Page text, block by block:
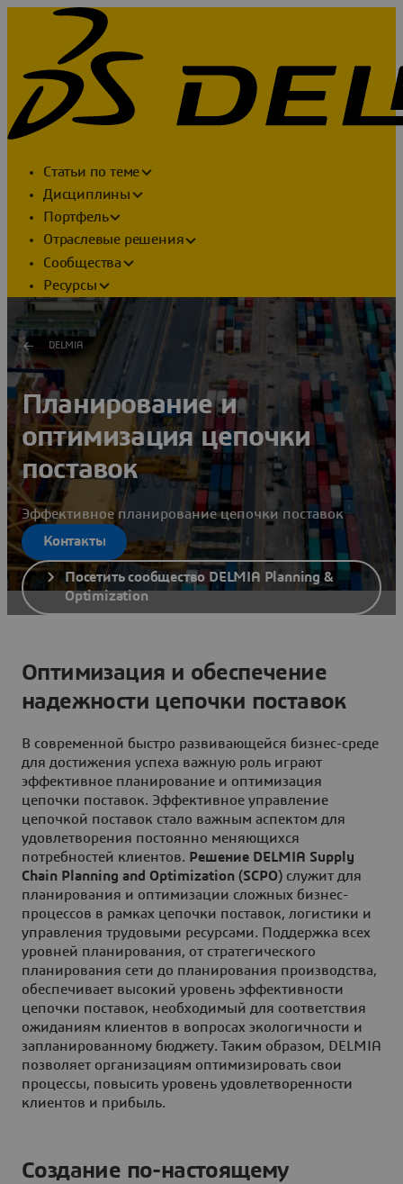
Статьи по теме
Дисциплины
Портфель
Отраслевые решения
Сообщества
Ресурсы
DELMIA
Планирование и
оптимизация цепочки
поставок
Эффективное планирование цепочки поставок
Контакты
Посетить сообщество DELMIA Planning &
Optimization
Оптимизация и обеспечение
надежности цепочки поставок
В современной быстро развивающейся бизнес-среде
для достижения успеха важную роль играют
эффективное планирование и оптимизация
цепочки поставок. Эффективное управление
цепочкой поставок стало важным аспектом для
удовлетворения постоянно меняющихся
потребностей клиентов. Решение DELMIA Supply
Chain Planning and Optimization (SCPO) служит для
планирования и оптимизации сложных бизнес-
процессов в рамках цепочки поставок, логистики и
управления трудовыми ресурсами. Поддержка всех
уровней планирования, от стратегического
планирования сети до планирования производства,
обеспечивает высокий уровень эффективности
цепочки поставок, необходимый для соответствия
ожиданиям клиентов в вопросах экологичности и
запланированному бюджету. Таким образом, DELMIA
позволяет организациям оптимизировать свои
процессы, повысить уровень удовлетворенности
клиентов и прибыль.
Создание по-настоящему